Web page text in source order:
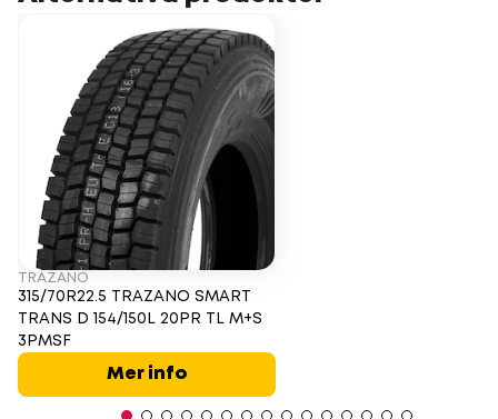
TRAZANO
315/70R22.5 TRAZANO SMART
TRANS D 154/150L 20PR TL M+S
3PMSF
Mer info